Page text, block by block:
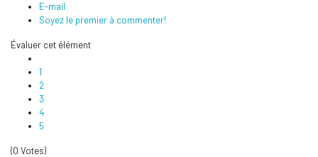
E-mail
Soyez le premier à commenter!
Évaluer cet élément
1
2
3
4
5
(0 Votes)